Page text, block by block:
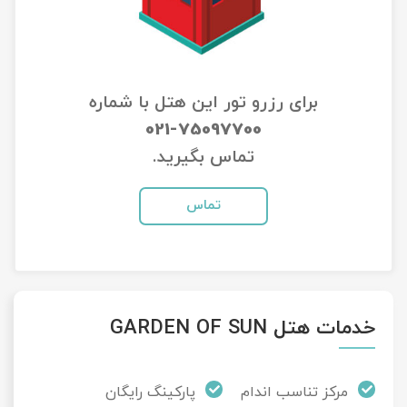
برای رزرو تور این هتل با شماره
021-75097700
تماس بگیرید.
تماس
خدمات هتل GARDEN OF SUN
مرکز تناسب اندام پارکینگ رایگان